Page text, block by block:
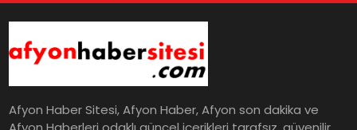
Afyon Haber Sitesi, Afyon Haber, Afyon son dakika ve